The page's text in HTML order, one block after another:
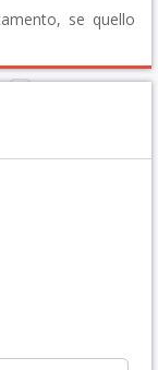
se quello